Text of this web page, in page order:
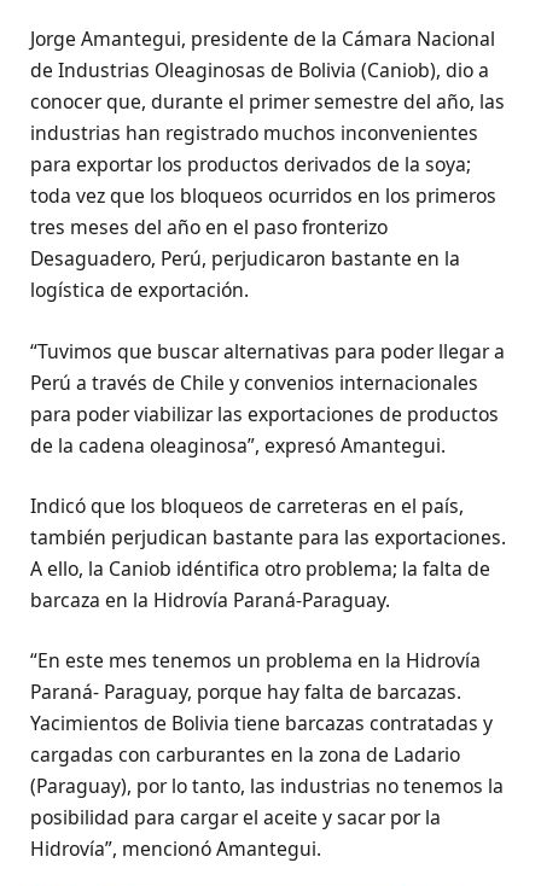
Jorge Amantegui, presidente de la Cámara Nacional
de Industrias Oleaginosas de Bolivia (Caniob), dio a
conocer que, durante el primer semestre del año, las
industrias han registrado muchos inconvenientes
para exportar los productos derivados de la soya;
toda vez que los bloqueos ocurridos en los primeros
tres meses del año en el paso fronterizo
Desaguadero, Perú, perjudicaron bastante en la
logística de exportación.
“Tuvimos que buscar alternativas para poder llegar a
Perú a través de Chile y convenios internacionales
para poder viabilizar las exportaciones de productos
de la cadena oleaginosa”, expresó Amantegui.
Indicó que los bloqueos de carreteras en el país,
también perjudican bastante para las exportaciones.
A ello, la Caniob idéntifica otro problema; la falta de
barcaza en la Hidrovía Paraná-Paraguay.
“En este mes tenemos un problema en la Hidrovía
Paraná- Paraguay, porque hay falta de barcazas.
Yacimientos de Bolivia tiene barcazas contratadas y
cargadas con carburantes en la zona de Ladario
(Paraguay), por lo tanto, las industrias no tenemos la
posibilidad para cargar el aceite y sacar por la
Hidrovía”, mencionó Amantegui.